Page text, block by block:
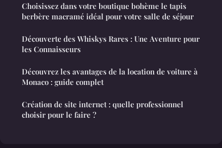
Choisissez dans votre boutique bohème le tapis
berbère macramé idéal pour votre salle de séjour
Découverte des Whiskys Rares : Une Aventure pour
les Connaisseurs
Découvrez les avantages de la location de voiture à
Monaco : guide complet
Création de site internet : quelle professionnel
choisir pour le faire ?